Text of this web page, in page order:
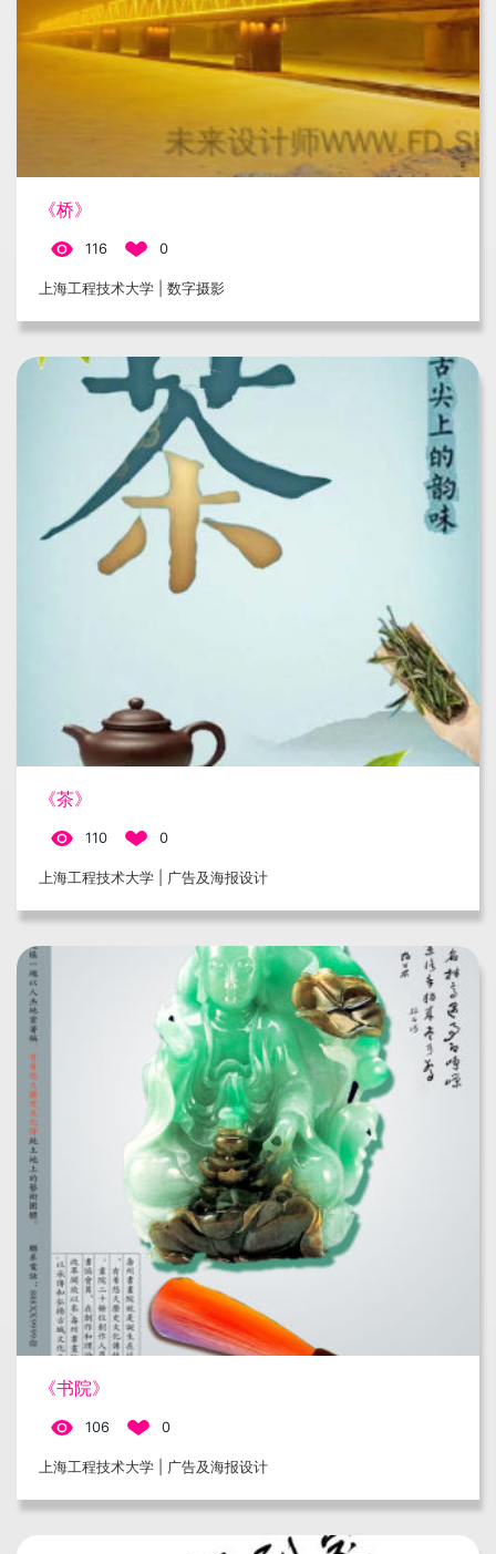
《桥》
116 0
上海工程技术大学 | 数字摄影
《茶》
110 0
上海工程技术大学 | 广告及海报设计
《书院》
106 0
上海工程技术大学 | 广告及海报设计